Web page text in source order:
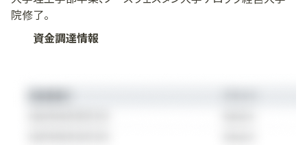
院修了。
資金調達情報